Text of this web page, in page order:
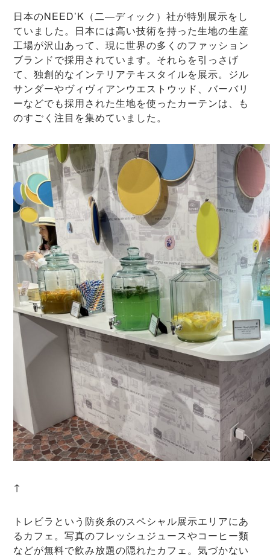
日本のNEED’K（二―ディック）社が特別展示をし
ていました。日本には高い技術を持った生地の生産
工場が沢山あって、現に世界の多くのファッション
ブランドで採用されています。それらを引っさげ
て、独創的なインテリアテキスタイルを展示。ジル
サンダーやヴィヴィアンウエストウッド、バーバリ
ーなどでも採用された生地を使ったカーテンは、も
のすごく注目を集めていました。
↑
トレビラという防炎糸のスペシャル展示エリアにあ
るカフェ。写真のフレッシュジュースやコーヒー類
などが無料で飲み放題の隠れたカフェ。気づかない